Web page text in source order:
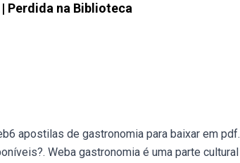
Perdida na Biblioteca
apostilas de gastronomia para baixar em pdf.
Weba gastronomia é uma parte cultural